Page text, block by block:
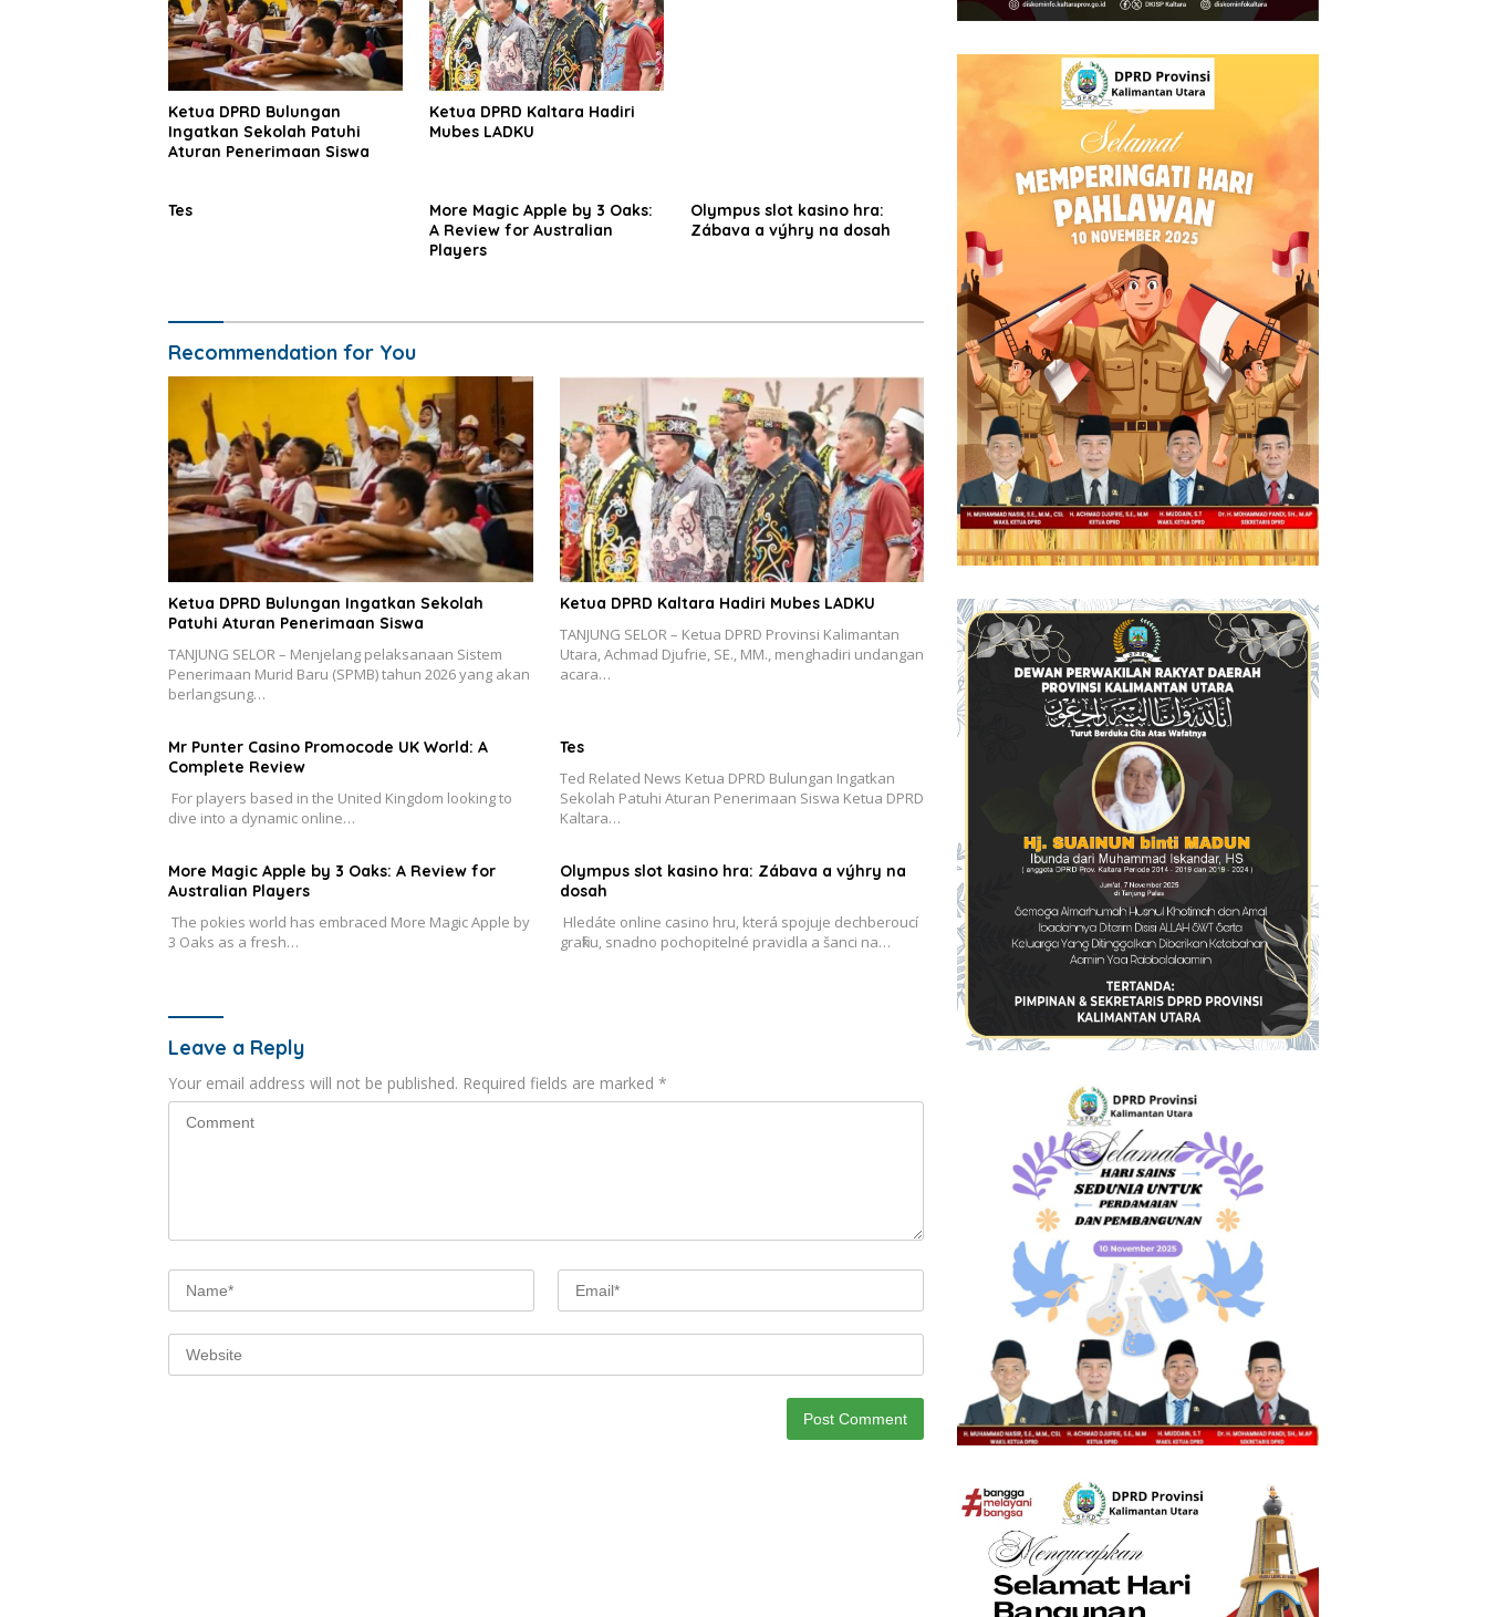
Ketua DPRD Bulungan
Ingatkan Sekolah Patuhi
Aturan Penerimaan Siswa
Ketua DPRD Kaltara Hadiri
Mubes LADKU
Tes
More Magic Apple by 3 Oaks:
A Review for Australian
Players
Olympus slot kasino hra:
Zábava a výhry na dosah
Recommendation for You
Ketua DPRD Bulungan Ingatkan Sekolah
Patuhi Aturan Penerimaan Siswa
TANJUNG SELOR – Menjelang pelaksanaan Sistem
Penerimaan Murid Baru (SPMB) tahun 2026 yang akan
berlangsung…
Ketua DPRD Kaltara Hadiri Mubes LADKU
TANJUNG SELOR – Ketua DPRD Provinsi Kalimantan
Utara, Achmad Djufrie, SE., MM., menghadiri undangan
acara…
Mr Punter Casino Promocode UK World: A
Complete Review
For players based in the United Kingdom looking to
dive into a dynamic online…
Tes
Ted Related News Ketua DPRD Bulungan Ingatkan
Sekolah Patuhi Aturan Penerimaan Siswa Ketua DPRD
Kaltara…
More Magic Apple by 3 Oaks: A Review for
Australian Players
The pokies world has embraced More Magic Apple by
3 Oaks as a fresh…
Olympus slot kasino hra: Zábava a výhry na
dosah
Hledáte online casino hru‚ která spojuje dechberoucí
grafiku‚ snadno pochopitelné pravidla a šanci na…
Leave a Reply
Your email address will not be published. Required fields are marked *